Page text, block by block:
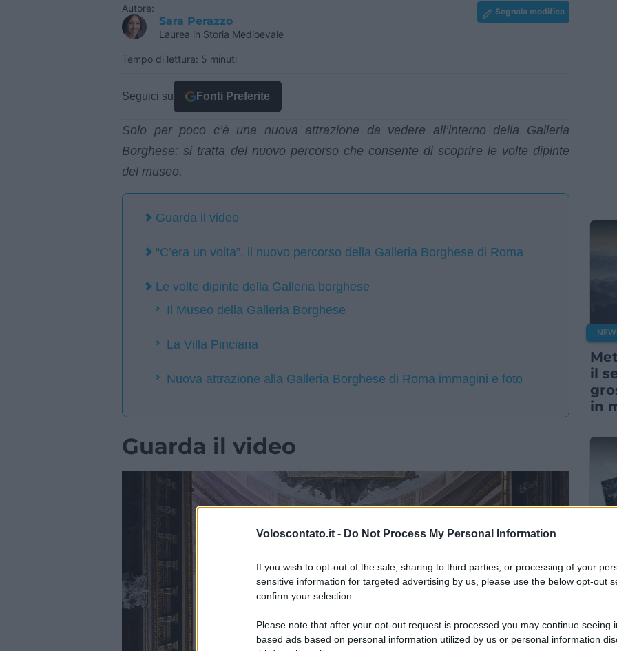
Voloscontato.it - Do Not Process My Personal Information
If you wish to opt-out of the sale, sharing to third parties, or processing of your
sensitive information for targeted advertising by us, please use the below opt-out
confirm your selection.
Please note that after your opt-out request is processed you may continue seeing
based ads based on personal information utilized by us or personal information
Autore:
Sara Perazzo
Laurea in Storia Medioevale
Segnala modifica
Tempo di lettura: 5 minuti
Seguici su Fonti Preferite
Solo per poco c’è una nuova attrazione da vedere all’interno della Galleria
Borghese: si tratta del nuovo percorso che consente di scoprire le volte dipinte
del museo.
Guarda il video
“C’era un volta”, il nuovo percorso della Galleria Borghese di Roma
Le volte dipinte della Galleria borghese
Il Museo della Galleria Borghese
La Villa Pinciana
Nuova attrazione alla Galleria Borghese di Roma immagini e foto
Guarda il video
il
in